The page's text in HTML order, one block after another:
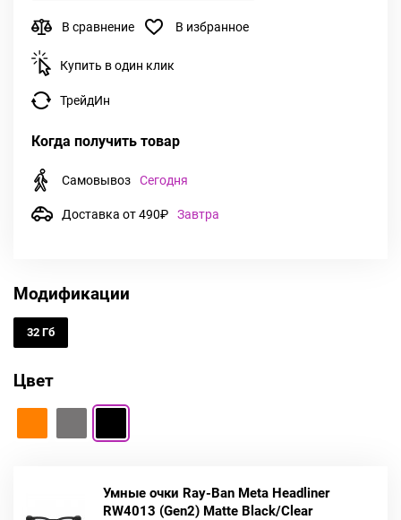
В сравнение В избранное
Купить в один клик
ТрейдИн
Когда получить товар
Самовывоз Сегодня
Доставка от 490₽ Завтра
Модификации
32 Гб
Цвет
Умные очки Ray-Ban Meta Headliner
RW4013 (Gen2) Matte Black/Clear